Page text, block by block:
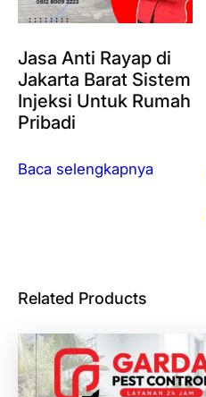
Jasa Anti Rayap di
Jakarta Barat Sistem
Injeksi Untuk Rumah
Pribadi
Baca selengkapnya
Related Products